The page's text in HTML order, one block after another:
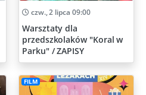
czw., 2 lipca 09:00
Warsztaty dla
przedszkolaków "Koral w
Parku" / ZAPISY
FILM